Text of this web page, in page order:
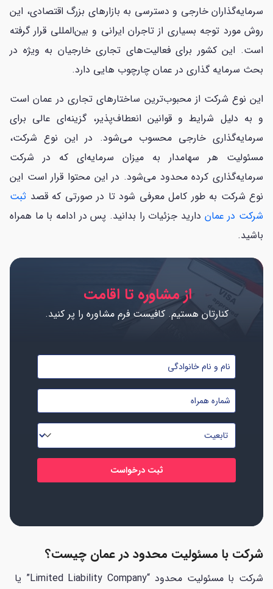
سرمایه‌گذاران خارجی و دسترسی به بازارهای بزرگ اقتصادی، این
روش مورد توجه بسیاری از تاجران ایرانی و بین‌المللی قرار گرفته
است. این کشور برای فعالیت‌های تجاری خارجیان به ویژه در
بحث سرمایه گذاری در عمان چارچوب هایی دارد.
این نوع شرکت از محبوب‌ترین ساختارهای تجاری در عمان است
و به دلیل شرایط و قوانین انعطاف‌پذیر، گزینه‌ای عالی برای
سرمایه‌گذاری خارجی محسوب می‌شود. در این نوع شرکت،
مسئولیت هر سهامدار به میزان سرمایه‌ای که در شرکت
سرمایه‌گذاری کرده محدود می‌شود. در این محتوا قرار است این
نوع شرکت به طور کامل معرفی شود تا در صورتی که قصد ثبت
شرکت در عمان دارید جزئیات را بدانید. پس در ادامه با ما همراه
باشید.
از مشاوره تا اقامت
کنارتان هستیم. کافیست فرم مشاوره را پر کنید.
نام
و
نام
خانوادگی
شماره
موبایل
تابعیت
*
شرکت با مسئولیت محدود در عمان چیست؟
شرکت با مسئولیت محدود “Limited Liability Company” یا